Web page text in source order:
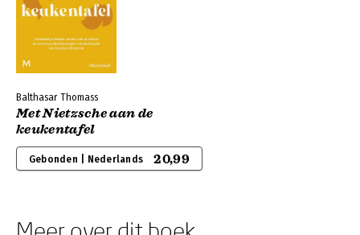
Balthasar Thomass
Met Nietzsche aan de
keukentafel
Gebonden | Nederlands 20,99